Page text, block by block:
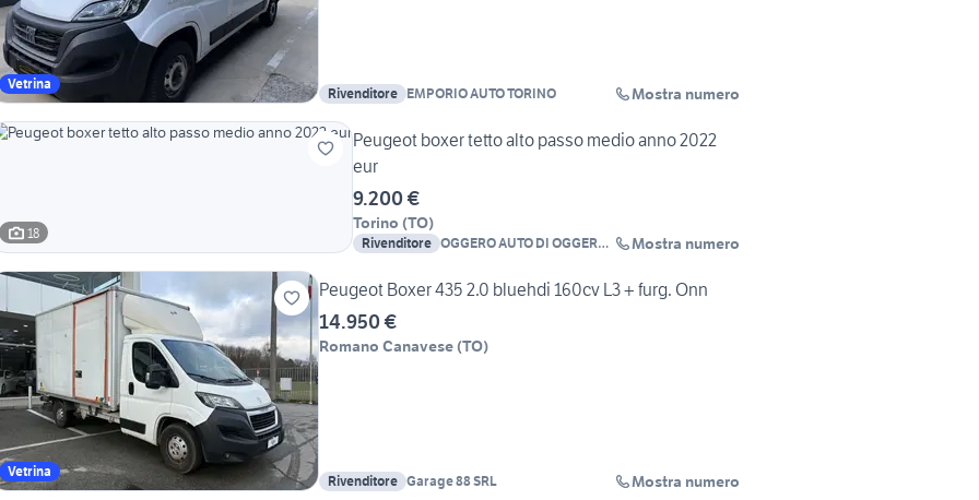
Vetrina
Rivenditore EMPORIO AUTO TORINO Mostra numero
18
Peugeot boxer tetto alto passo medio anno 2022
eur
9.200 €
Torino (TO)
Rivenditore OGGERO AUTO DI OGGERO
Mostra numero
Vetrina
Peugeot Boxer 435 2.0 bluehdi 160cv L3 + furg. Onn
14.950 €
Romano Canavese (TO)
Rivenditore Garage 88 SRL Mostra numero